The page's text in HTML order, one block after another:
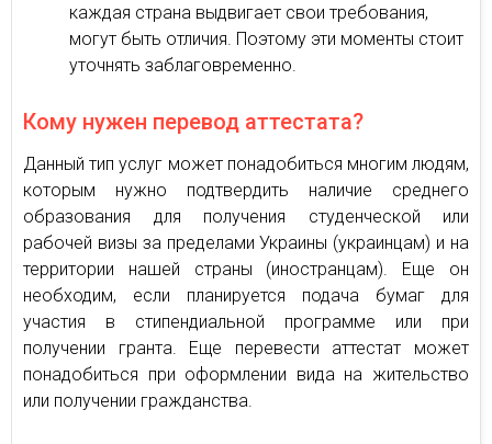
каждая страна выдвигает свои требования,
могут быть отличия. Поэтому эти моменты стоит
уточнять заблаговременно.
Кому нужен перевод аттестата?
Данный тип услуг может понадобиться многим людям,
которым нужно подтвердить наличие среднего
образования для получения студенческой или
рабочей визы за пределами Украины (украинцам) и на
территории нашей страны (иностранцам). Еще он
необходим, если планируется подача бумаг для
участия в стипендиальной программе или при
получении гранта. Еще перевести аттестат может
понадобиться при оформлении вида на жительство
или получении гражданства.